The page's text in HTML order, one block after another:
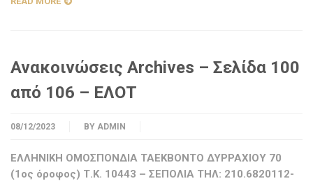
Ανακοινώσεις Archives – Σελίδα 100
από 106 – ΕΛΟΤ
08/12/2023 BY ADMIN
ΕΛΛΗΝΙΚΗ ΟΜΟΣΠΟΝΔΙΑ ΤΑΕΚΒΟΝΤΟ ΔΥΡΡΑΧΙΟΥ 70
(1ος όροφος) Τ.Κ. 10443 – ΣΕΠΟΛΙΑ ΤΗΛ: 210.6820112-